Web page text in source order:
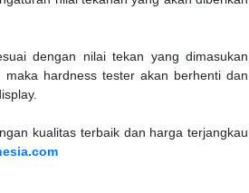
dengan nilai tekan yang dimasukan
hardness tester akan berhenti dan
kualitas terbaik dan harga terjangkau